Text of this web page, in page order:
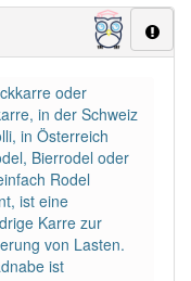
mit einem
den Artikel
oder
in der Schweiz
in Österreich
Bierrodel oder
Rodel
ist eine
Karre zur
von Lasten.
ist